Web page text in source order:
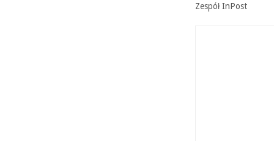
Zespół InPost